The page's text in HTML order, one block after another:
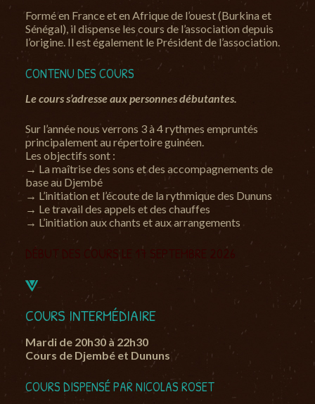
Formé en France et en Afrique de l’ouest (Burkina et
Sénégal), il dispense les cours de l’association depuis
l’origine. Il est également le Président de l’association.
CONTENU DES COURS
Le cours s’adresse aux personnesdébutantes.
Sur l’année nous verrons 3 à 4 rythmes empruntés
principalement au répertoire guinéen.
Les objectifs sont :
→ La maîtrise des sons et des accompagnements de
base au Djembé
→ L’initiation et l’écoute de la rythmique des Dununs
→ Le travail des appels et des chauffes
→ L’initiation aux chants et aux arrangements
DÉBUT DES COURS LE 17 SEPTEMBRE 2026
COURS INTERMÉDIAIRE
Mardi de 20h30 à 22h30
Cours de Djembé et Dununs
COURS DISPENSÉ PAR NICOLAS ROSET